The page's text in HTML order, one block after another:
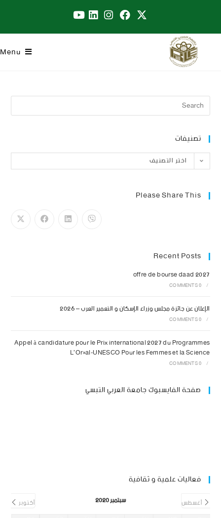
Menu
تصنيفات
اختر التصنيف
Please Share This
Recent Posts
offre de bourse daad 2027
/
0 COMMENTS
الإعلان عن جائزة مجلس وزراء الإسكان و التعمير العرب – 2026
/
0 COMMENTS
Appel à candidature pour le Prix international 2027 du Programmes
L’Oréal-UNESCO Pour les Femmes et la Science
/
0 COMMENTS
صفحة الفايسبوك جامعة العربي التبسي
فعاليات علمية و ثقافية
أغسطس سبتمبر 2020 أكتوبر